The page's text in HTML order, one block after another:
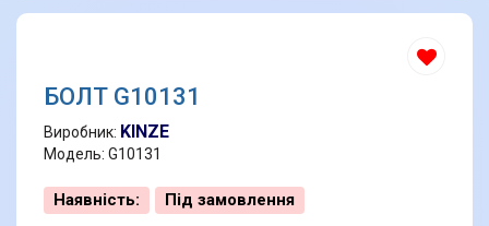
БОЛТ G10131
Виробник: KINZE
Модель: G10131
Наявність: Під замовлення